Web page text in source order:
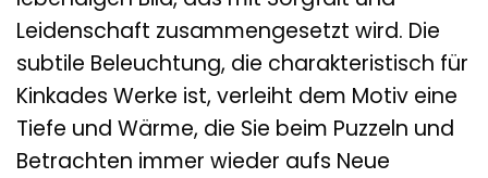
Leidenschaft zusammengesetzt wird. Die
subtile Beleuchtung, die charakteristisch für
Kinkades Werke ist, verleiht dem Motiv eine
Tiefe und Wärme, die Sie beim Puzzeln und
Betrachten immer wieder aufs Neue